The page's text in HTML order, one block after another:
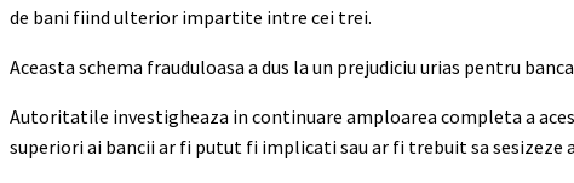
de bani fiind ulterior impartite intre cei trei.
Aceasta schema frauduloasa a dus la un prejudiciu urias pentru
Autoritatile investigheaza in continuare amploarea completa a
superiori ai bancii ar fi putut fi implicati sau ar fi trebuit sa